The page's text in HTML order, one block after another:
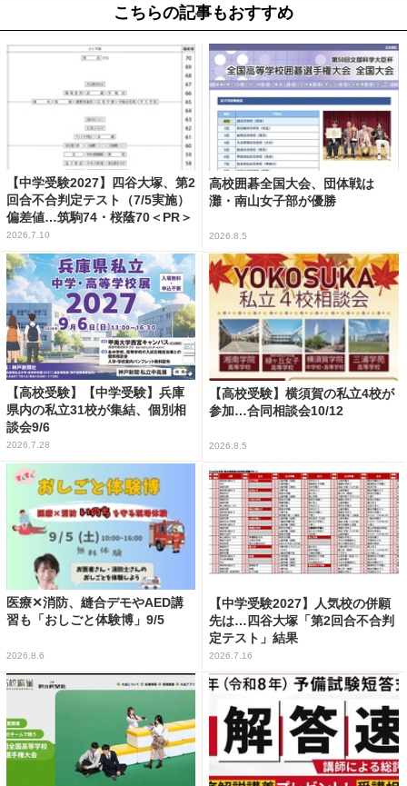
こちらの記事もおすすめ
【中学受験2027】四谷大塚、第2
回合不合判定テスト（7/5実施）
偏差値…筑駒74・桜蔭70＜PR＞
2026.7.10
高校囲碁全国大会、団体戦は
灘・南山女子部が優勝
2026.8.5
【高校受験】【中学受験】兵庫
県内の私立31校が集結、個別相
談会9/6
2026.7.28
【高校受験】横須賀の私立4校が
参加…合同相談会10/12
2026.8.5
医療✕消防、縫合デモやAED講
習も「おしごと体験博」9/5
2026.8.6
【中学受験2027】人気校の併願
先は…四谷大塚「第2回合不合判
定テスト」結果
2026.7.16